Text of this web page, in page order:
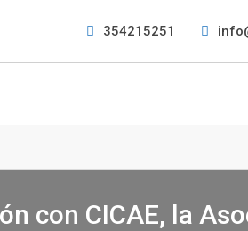
354215251
con CICAE, la